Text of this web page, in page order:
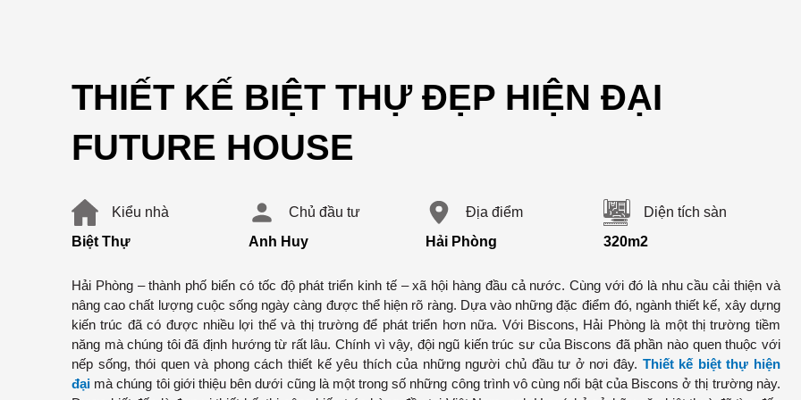
THIẾT KẾ BIỆT THỰ ĐẸP HIỆN ĐẠI
FUTURE HOUSE
Kiểu nhà
Biệt Thự
Chủ đầu tư
Anh Huy
Địa điểm
Hải Phòng
Diện tích sàn
320m2
Hải Phòng – thành phố biển có tốc độ phát triển kinh tế – xã hội hàng đầu cả nước. Cùng với đó là nhu cầu cải thiện và
nâng cao chất lượng cuộc sống ngày càng được thể hiện rõ ràng. Dựa vào những đặc điểm đó, ngành thiết kế, xây dựng
kiến trúc đã có được nhiều lợi thế và thị trường để phát triển hơn nữa. Với Biscons, Hải Phòng là một thị trường tiềm
năng mà chúng tôi đã định hướng từ rất lâu. Chính vì vậy, đội ngũ kiến trúc sư của Biscons đã phần nào quen thuộc với
nếp sống, thói quen và phong cách thiết kế yêu thích của những người chủ đầu tư ở nơi đây. Thiết kế biệt thự hiện
đại mà chúng tôi giới thiệu bên dưới cũng là một trong số những công trình vô cùng nổi bật của Biscons ở thị trường này.